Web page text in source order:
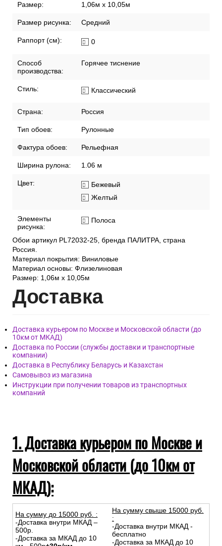
Размер: 1,06м х 10,05м
Размер рисунка: Средний
Раппорт (см): 0
Способ
производства:
Горячее тиснение
Стиль: Классический
Страна: Россия
Тип обоев: Рулонные
Фактура обоев: Рельефная
Ширина рулона: 1.06 м
Цвет:
Бежевый
Желтый
Элементы
рисунка:
Полоса
Обои артикул PL72032-25, бренда ПАЛИТРА, страна
Россия.
Материал покрытия: Виниловые
Материал основы: Флизелиновая
Размер: 1,06м х 10,05м
Доставка
Доставка курьером по Москве и Московской области (до
10км от МКАД)
Доставка по России (службы доставки и транспортные
компании)
Доставка в Республику Беларусь и Казахстан
Самовывоз из магазина
Инструкции при получении товаров из транспортных
компаний
1. Доставка курьером по Москве и
Московской области (до 10км от
МКАД):
На сумму до 15000 руб. :
-Доставка внутри МКАД –
500р.
-Доставка за МКАД до 10
На сумму свыше 15000 руб.
:
-Доставка внутри МКАД -
бесплатно
-Доставка за МКАД до 10